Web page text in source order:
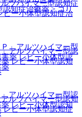
知症治療薬 > コリ
」アルツハイマー型
薬 レビー小体型認
薬
アルツハイマー型認
レビー小体型認知
ツハイマー型認知症
ビー小体型認知症治
アルツハイマー型認
レビー小体型認知
アルツハイマー型認知
レビー小体型認知症